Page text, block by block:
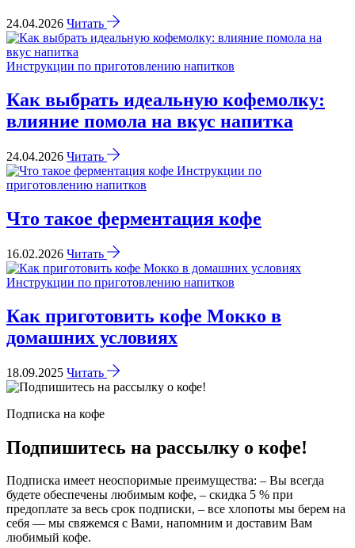
24.04.2026 Читать
Инструкции по приготовлению напитков
Как выбрать идеальную кофемолку:
влияние помола на вкус напитка
24.04.2026 Читать
Инструкции по
приготовлению напитков
Что такое ферментация кофе
16.02.2026 Читать
Инструкции по приготовлению напитков
Как приготовить кофе Мокко в
домашних условиях
18.09.2025 Читать
Подписка на кофе
Подпишитесь на рассылку о кофе!
Подписка имеет неоспоримые преимущества: – Вы всегда
будете обеспечены любимым кофе, – скидка 5 % при
предоплате за весь срок подписки, – все хлопоты мы берем на
себя — мы свяжемся с Вами, напомним и доставим Вам
любимый кофе.